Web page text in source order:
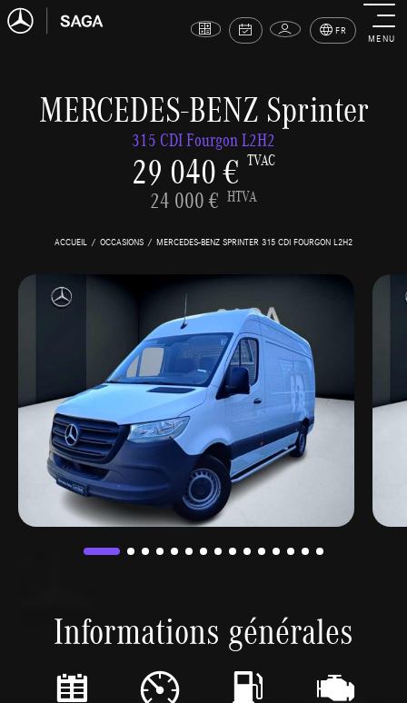
FR
MENU
MERCEDES-BENZ Sprinter
315 CDI Fourgon L2H2
29 040 € TVAC
24 000 € HTVA
ACCUEIL OCCASIONS MERCEDES-BENZ SPRINTER 315 CDI FOURGON L2H2
Informations générales